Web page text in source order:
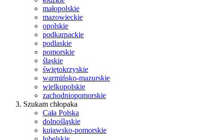
małopolskie
mazowieckie
opolskie
podkarpackie
podlaskie
pomorskie
śląskie
świętokrzyskie
warmińsko-mazurskie
wielkopolskie
zachodniopomorskie
Szukam chłopaka
Cała Polska
dolnośląskie
kujawsko-pomorskie